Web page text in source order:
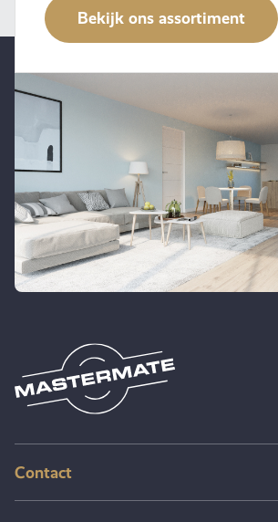
Bekijk ons assortiment
Contact